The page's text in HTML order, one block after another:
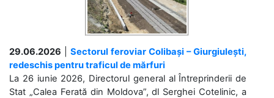
29.06.2026
Sectorul feroviar Colibași – Giurgiulești,
redeschis pentru traficul de mărfuri
La 26 iunie 2026, Directorul general al Întreprinderii de
Stat „Calea Ferată din Moldova”, dl Serghei Cotelinic, a